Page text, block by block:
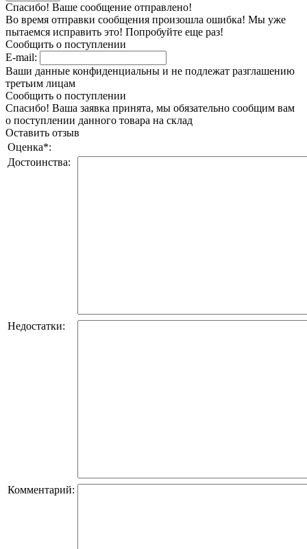
Спасибо! Ваше сообщение отправлено!
Во время отправки сообщения произошла ошибка! Мы уже
пытаемся исправить это! Попробуйте еще раз!
Сообщить о поступлении
E-mail:
Ваши данные конфиденциальны и не подлежат разглашению
третьим лицам
Сообщить о поступлении
Спасибо! Ваша заявка принята, мы обязательно сообщим вам
о поступлении данного товара на склад
Оставить отзыв
Оценка*:
Достоинства:
Недостатки:
Комментарий: